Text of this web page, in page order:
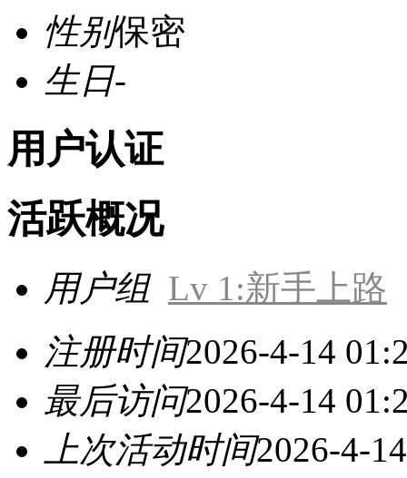
性别保密
生日-
用户认证
活跃概况
用户组 Lv 1:新手上路
注册时间2026-4-14
最后访问2026-4-14
上次活动时间2026-4-